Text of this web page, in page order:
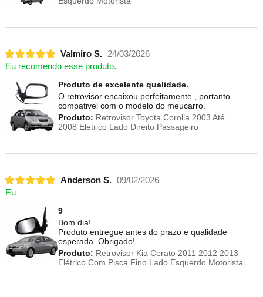
Valmiro S.
24/03/2026
Eu recomendo esse produto.
Produto de excelente qualidade.
O retrovisor encaixou perfeitamente , portanto
compativel com o modelo do meucarro.
Produto: Retrovisor Toyota Corolla 2003 Até
2008 Eletrico Lado Direito Passageiro
Anderson S. 09/02/2026
Eu
9
Bom dia!
Produto entregue antes do prazo e qualidade
esperada. Obrigado!
Produto: Retrovisor Kia Cerato 2011 2012 2013
Elétrico Com Pisca Fino Lado Esquerdo Motorista